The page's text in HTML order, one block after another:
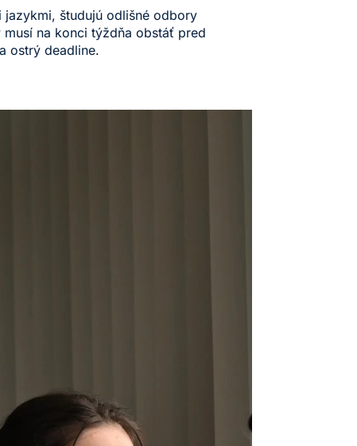
študujú odlišné odbory
na konci týždňa obstáť pred
ostrý deadline.